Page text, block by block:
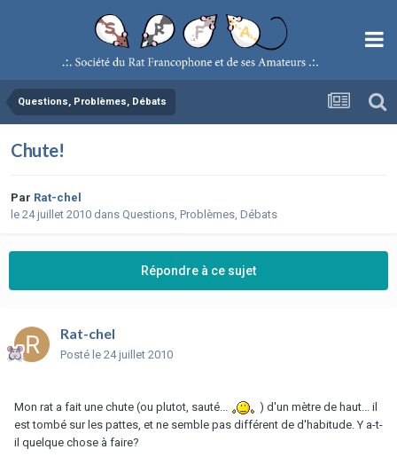
Questions, Problèmes, Débats
Chute!
Par Rat-chel
le 24 juillet 2010 dans Questions, Problèmes, Débats
Répondre à ce sujet
Rat-chel
Posté le 24 juillet 2010
Mon rat a fait une chute (ou plutot, sauté...
) d'un mètre de haut... il
est tombé sur les pattes, et ne semble pas différent de d'habitude. Y a-t-
il quelque chose à faire?